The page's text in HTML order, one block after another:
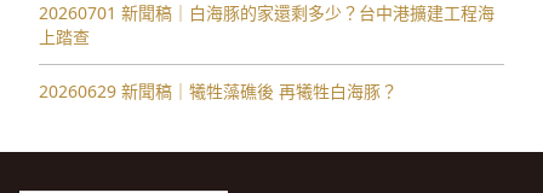
20260701 新聞稿｜白海豚的家還剩多少？台中港擴建工程海
上踏查
20260629 新聞稿｜犧牲藻礁後 再犧牲白海豚？